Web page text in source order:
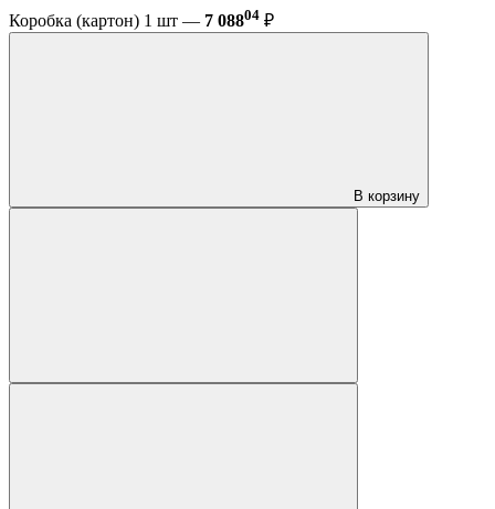
Коробка (картон) 1 шт — 7 08804 ₽
В корзину